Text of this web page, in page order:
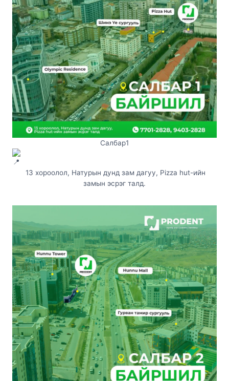
Салбар1
13 хороолол, Натурын дунд зам дагуу, Pizza hut-ийн
замын эсрэг талд.